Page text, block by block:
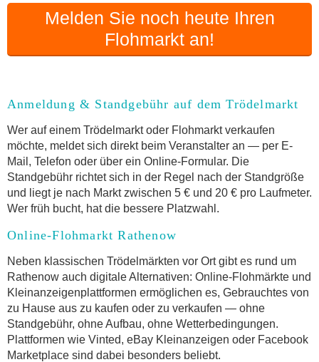
Flohmarkt-Termin melden
Melden Sie noch heute Ihren
Flohmarkt an!
Anmeldung & Standgebühr auf dem Trödelmarkt
Wer auf einem Trödelmarkt oder Flohmarkt verkaufen
möchte, meldet sich direkt beim Veranstalter an — per E-
Mail, Telefon oder über ein Online-Formular. Die
Standgebühr richtet sich in der Regel nach der Standgröße
und liegt je nach Markt zwischen 5 € und 20 € pro Laufmeter.
Wer früh bucht, hat die bessere Platzwahl.
Online-Flohmarkt Rathenow
Neben klassischen Trödelmärkten vor Ort gibt es rund um
Rathenow auch digitale Alternativen: Online-Flohmärkte und
Kleinanzeigenplattformen ermöglichen es, Gebrauchtes von
zu Hause aus zu kaufen oder zu verkaufen — ohne
Standgebühr, ohne Aufbau, ohne Wetterbedingungen.
Plattformen wie Vinted, eBay Kleinanzeigen oder Facebook
Marketplace sind dabei besonders beliebt.